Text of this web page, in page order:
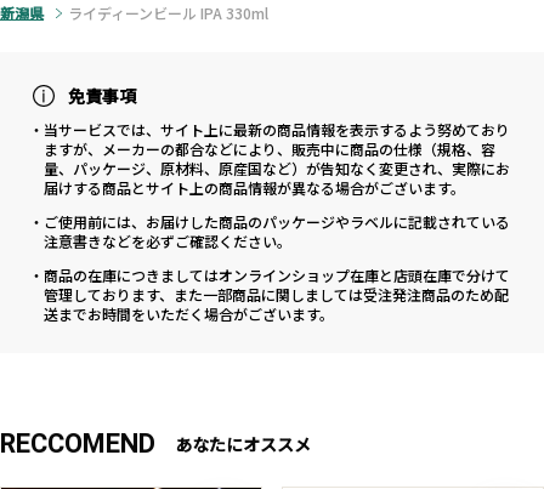
新潟県
ライディーンビール IPA 330ml
免責事項
・当サービスでは、サイト上に最新の商品情報を表示するよう努めており
ますが、メーカーの都合などにより、販売中に商品の仕様（規格、容
量、パッケージ、原材料、原産国など）が告知なく変更され、実際にお
届けする商品とサイト上の商品情報が異なる場合がございます。
・ご使用前には、お届けした商品のパッケージやラベルに記載されている
注意書きなどを必ずご確認ください。
・商品の在庫につきましてはオンラインショップ在庫と店頭在庫で分けて
管理しております、また一部商品に関しましては受注発注商品のため配
送までお時間をいただく場合がございます。
RECCOMEND あなたにオススメ